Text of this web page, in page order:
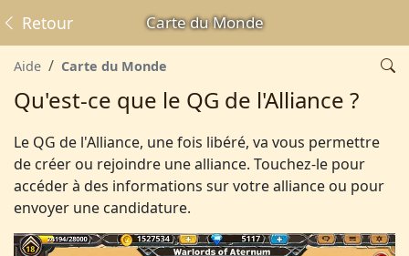
Carte du Monde
Retour
Aide Carte du Monde
Qu'est-ce que le QG de l'Alliance ?
Le QG de l'Alliance, une fois libéré, va vous permettre
de créer ou rejoindre une alliance. Touchez-le pour
accéder à des informations sur votre alliance ou pour
envoyer une candidature.